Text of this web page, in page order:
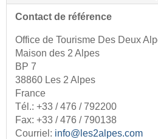
Contact de référence
Office de Tourisme Des Deux
Maison des 2 Alpes
BP 7
38860 Les 2 Alpes
France
Tél.: +33 / 476 / 792200
Fax: +33 / 476 / 790138
Courriel: info@les2alpes.com